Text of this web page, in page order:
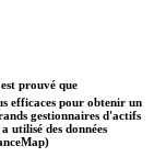
prouvé que
efficaces pour obtenir un
gestionnaires d'actifs
utilisé des données